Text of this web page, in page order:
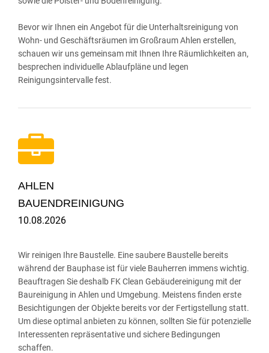
Bevor wir Ihnen ein Angebot für die Unterhaltsreinigung von
Wohn- und Geschäftsräumen im Großraum Ahlen erstellen,
schauen wir uns gemeinsam mit Ihnen Ihre Räumlichkeiten an,
besprechen individuelle Ablaufpläne und legen
Reinigungsintervalle fest.
AHLEN
BAUENDREINIGUNG
10.08.2026
Wir reinigen Ihre Baustelle. Eine saubere Baustelle bereits
während der Bauphase ist für viele Bauherren immens wichtig.
Beauftragen Sie deshalb FK Clean Gebäudereinigung mit der
Baureinigung in Ahlen und Umgebung. Meistens finden erste
Besichtigungen der Objekte bereits vor der Fertigstellung statt.
Um diese optimal anbieten zu können, sollten Sie für potenzielle
Interessenten repräsentative und sichere Bedingungen
schaffen.